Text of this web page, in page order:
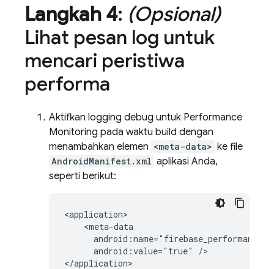
Langkah 4: (Opsional)
Lihat pesan log untuk
mencari peristiwa
performa
Aktifkan logging debug untuk Performance
Monitoring pada waktu build dengan
menambahkan elemen <meta-data> ke file
AndroidManifest.xml aplikasi Anda,
seperti berikut:
<application>
    <meta-data
      android:value="true" />
</application>